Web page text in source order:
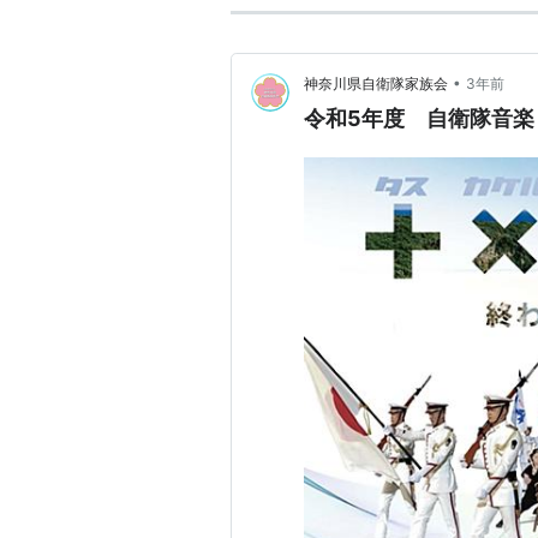
神奈川県自衛隊家族会 • 3年前
令和5年度 自衛隊音楽